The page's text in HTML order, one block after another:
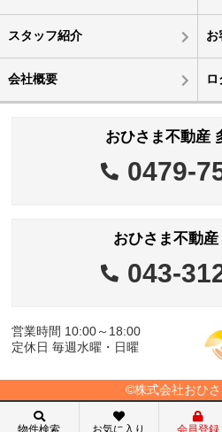
スタッフ紹介 お
会社概要
おひさま不動産
0479-
おひさま不動
043-
営業時間 10:00～18:00
定休日 毎週水曜・日曜
©株式会社おひ
物件検索 お気に入り 会員登録